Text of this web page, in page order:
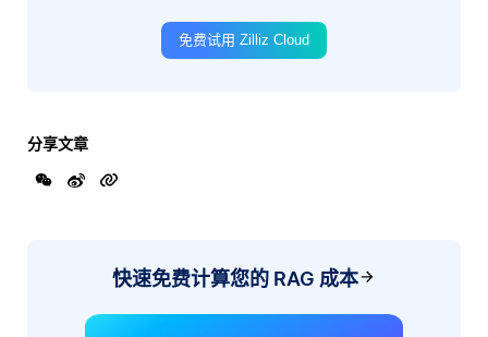
免费试用 Zilliz Cloud
分享文章
快速免费计算您的 RAG 成本